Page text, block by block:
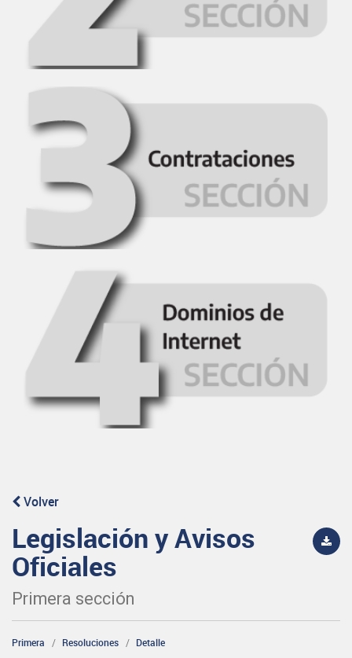
Volver
Legislación y Avisos
Oficiales
Primera sección
Primera Resoluciones Detalle